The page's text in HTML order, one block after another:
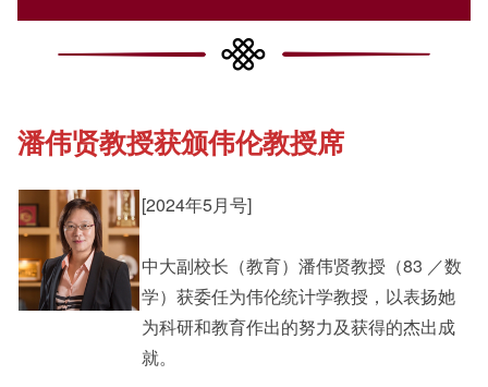
《新亚简讯》
《新亚书院概览》
其他书院出版
新亚影集
College Updates
Student Development
Staff Engagement
Alumni Connections
潘伟贤教授获颁伟伦教授席
[2024年5月号]
中大副校长（教育）潘伟贤教授（83 ／数
学）获委任为伟伦统计学教授，以表扬她
为科研和教育作出的努力及获得的杰出成
就。